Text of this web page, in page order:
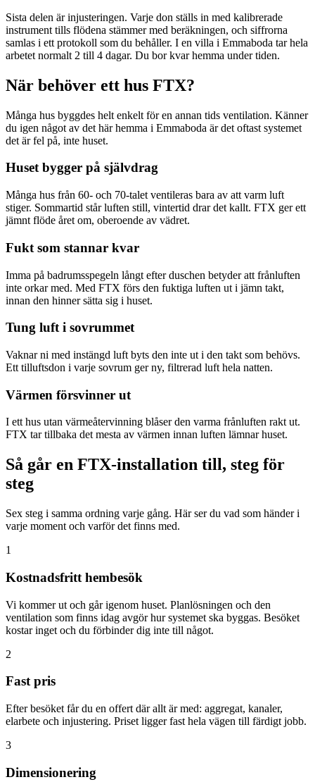
Sista delen är injusteringen. Varje don ställs in med kalibrerade
instrument tills flödena stämmer med beräkningen, och siffrorna
samlas i ett protokoll som du behåller. I en villa i Emmaboda tar hela
arbetet normalt 2 till 4 dagar. Du bor kvar hemma under tiden.
När behöver ett hus FTX?
Många hus byggdes helt enkelt för en annan tids ventilation. Känner
du igen något av det här hemma i Emmaboda är det oftast systemet
det är fel på, inte huset.
Huset bygger på självdrag
Många hus från 60- och 70-talet ventileras bara av att varm luft
stiger. Sommartid står luften still, vintertid drar det kallt. FTX ger ett
jämnt flöde året om, oberoende av vädret.
Fukt som stannar kvar
Imma på badrumsspegeln långt efter duschen betyder att frånluften
inte orkar med. Med FTX förs den fuktiga luften ut i jämn takt,
innan den hinner sätta sig i huset.
Tung luft i sovrummet
Vaknar ni med instängd luft byts den inte ut i den takt som behövs.
Ett tilluftsdon i varje sovrum ger ny, filtrerad luft hela natten.
Värmen försvinner ut
I ett hus utan värmeåtervinning blåser den varma frånluften rakt ut.
FTX tar tillbaka det mesta av värmen innan luften lämnar huset.
Så går en FTX-installation till, steg för
steg
Sex steg i samma ordning varje gång. Här ser du vad som händer i
varje moment och varför det finns med.
1
Kostnadsfritt hembesök
Vi kommer ut och går igenom huset. Planlösningen och den
ventilation som finns idag avgör hur systemet ska byggas. Besöket
kostar inget och du förbinder dig inte till något.
2
Fast pris
Efter besöket får du en offert där allt är med: aggregat, kanaler,
elarbete och injustering. Priset ligger fast hela vägen till färdigt jobb.
3
Dimensionering